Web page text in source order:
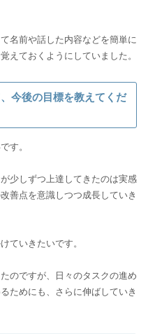
名前や話した内容などを簡単に
今後の目標を教えてくだ
す。
少しずつ上達してきたのは実感
善点を意識しつつ成長していき
ていきたいです。
のですが、日々のタスクの進め
ためにも、さらに伸ばしていき